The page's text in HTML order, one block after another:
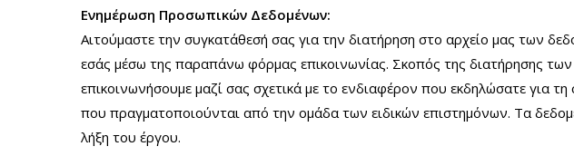
Ενημέρωση Προσωπικών Δεδομένων:
Αιτούμαστε την συγκατάθεσή σας για την διατήρηση στο αρχείο μας των
εσάς μέσω της παραπάνω φόρμας επικοινωνίας. Σκοπός της διατήρησης
επικοινωνήσουμε μαζί σας σχετικά με το ενδιαφέρον που εκδηλώσατε για τη
που πραγματοποιούνται από την ομάδα των ειδικών επιστημόνων. Τα
λήξη του έργου.